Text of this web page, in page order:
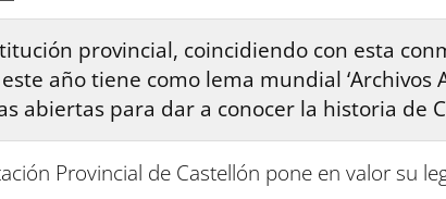
provincial, coincidiendo con esta
año tiene como lema mundial ‘Archivos
abiertas para dar a conocer la historia de
Provincial de Castellón pone en valor su